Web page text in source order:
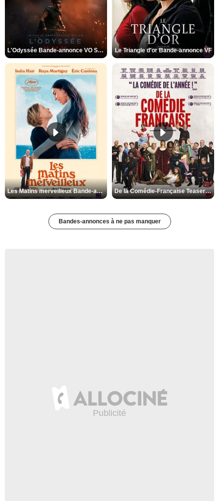
L'Odyssée Bande-annonce VO STFR Le Triangle d'or Bande-annonce VF
Les Matins merveilleux Bande-annonce VF De la Comédie-Française Teaser VF
Bandes-annonces à ne pas manquer